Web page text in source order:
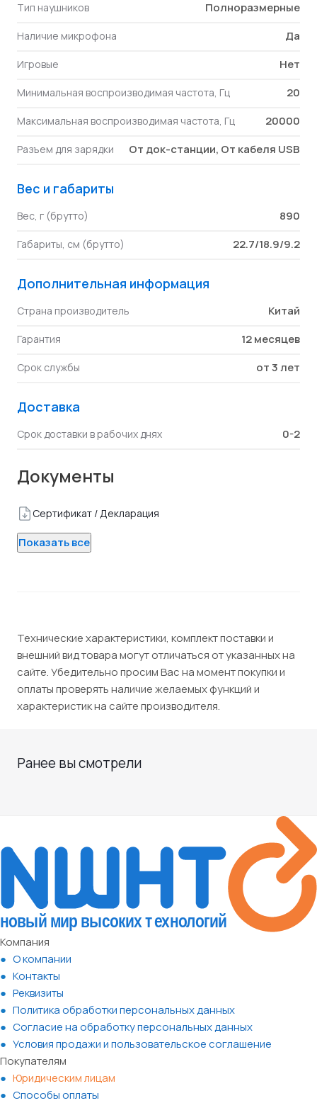
Тип наушников Полноразмерные
Наличие микрофона Да
Игровые Нет
Минимальная воспроизводимая частота, Гц 20
Максимальная воспроизводимая частота, Гц 20000
Разъем для зарядки От док-станции, От кабеля USB
Вес и габариты
Вес, г (брутто) 890
Габариты, см (брутто) 22.7/18.9/9.2
Дополнительная информация
Страна производитель Китай
Гарантия 12 месяцев
Срок службы от 3 лет
Доставка
Срок доставки в рабочих днях 0-2
Документы
Сертификат / Декларация
Показать все
Технические характеристики, комплект поставки и
внешний вид товара могут отличаться от указанных на
сайте. Убедительно просим Вас на момент покупки и
оплаты проверять наличие желаемых функций и
характеристик на сайте производителя.
Ранее вы смотрели
Компания
О компании
Контакты
Реквизиты
Политика обработки персональных данных
Согласие на обработку персональных данных
Условия продажи и пользовательское соглашение
Покупателям
Юридическим лицам
Способы оплаты